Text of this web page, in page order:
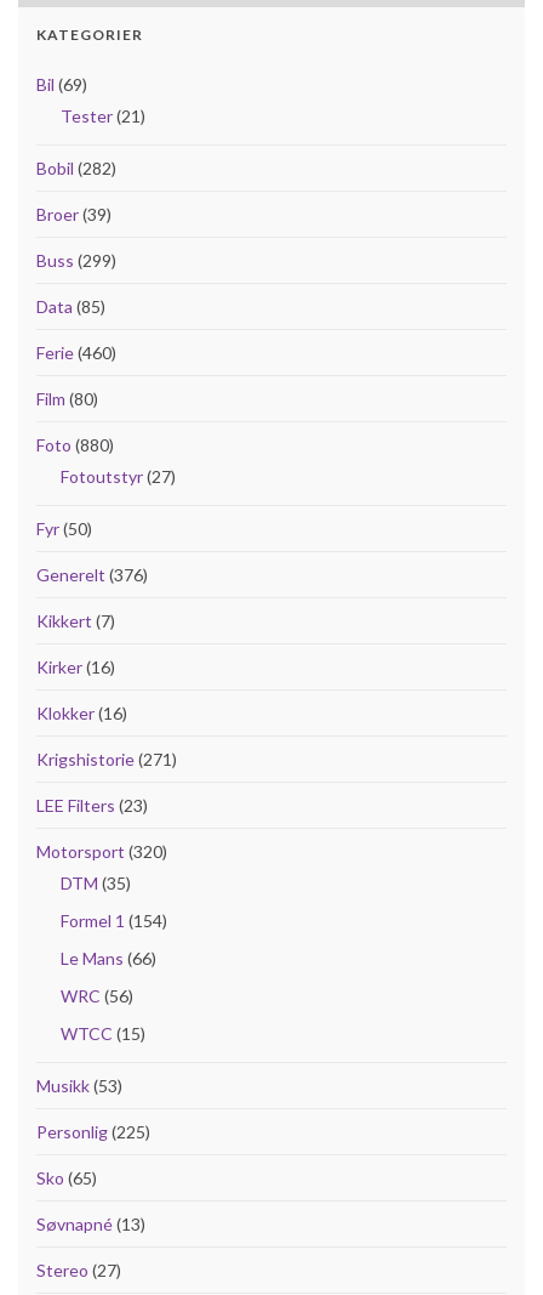
KATEGORIER
Bil (69)
Tester(21)
Bobil (282)
Broer(39)
Buss (299)
Data (85)
Ferie(460)
Film (80)
Foto (880)
Fotoutstyr(27)
Fyr(50)
Generelt (376)
Kikkert (7)
Kirker(16)
Klokker(16)
Krigshistorie(271)
LEE Filters (23)
Motorsport (320)
DTM (35)
Formel 1 (154)
Le Mans (66)
WRC (56)
WTCC (15)
Musikk(53)
Personlig(225)
Sko (65)
Søvnapné(13)
Stereo (27)